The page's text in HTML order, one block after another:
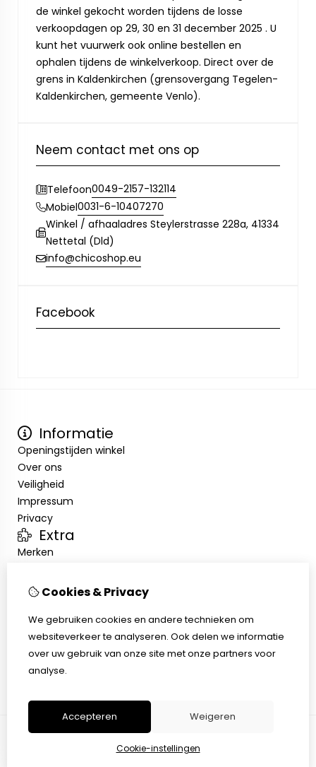
de winkel gekocht worden tijdens de losse
verkoopdagen op 29, 30 en 31 december 2025 . U
kunt het vuurwerk ook online bestellen en
ophalen tijdens de winkelverkoop. Direct over de
grens in Kaldenkirchen (grensovergang Tegelen-
Kaldenkirchen, gemeente Venlo).
Neem contact met ons op
Telefoon0049-2157-132114
Mobiel0031-6-10407270
Winkel / afhaaladres Steylerstrasse 228a, 41334
Nettetal (Dld)
info@chicoshop.eu
Facebook
Informatie
Openingstijden winkel
Over ons
Veiligheid
Impressum
Privacy
Extra
Merken
Klantenservice
Sitemap
Afhalen
Algemene voorwaarden
Herroepingsrecht
Cookies & Privacy
We gebruiken cookies en andere technieken om
websiteverkeer te analyseren. Ook delen we informatie
over uw gebruik van onze site met onze partners voor
analyse.
Accepteren Weigeren
Cookie-instellingen